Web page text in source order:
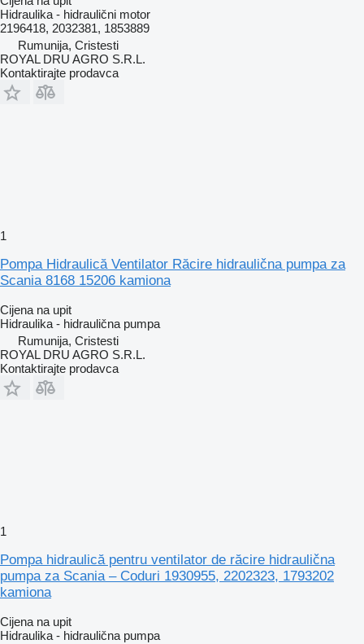
Hidraulika - hidraulični motor
2196418, 2032381, 1853889
Rumunija, Cristesti
ROYAL DRU AGRO S.R.L.
Kontaktirajte prodavca
1
Pompa Hidraulică Ventilator Răcire hidraulična pumpa za
Scania 8168 15206 kamiona
Cijena na upit
Hidraulika - hidraulična pumpa
Rumunija, Cristesti
ROYAL DRU AGRO S.R.L.
Kontaktirajte prodavca
1
Pompa hidraulică pentru ventilator de răcire hidraulična
pumpa za Scania – Coduri 1930955, 2202323, 1793202
kamiona
Cijena na upit
Hidraulika - hidraulična pumpa